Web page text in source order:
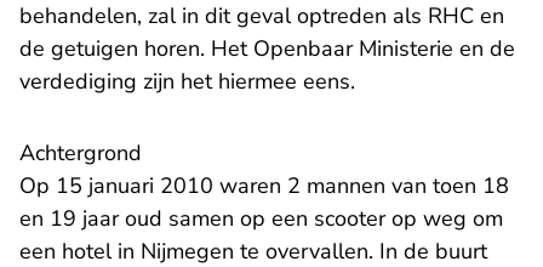
behandelen, zal in dit geval optreden als RHC en
de getuigen horen. Het Openbaar Ministerie en de
verdediging zijn het hiermee eens.
Achtergrond
Op 15 januari 2010 waren 2 mannen van toen 18
en 19 jaar oud samen op een scooter op weg om
een hotel in Nijmegen te overvallen. In de buurt